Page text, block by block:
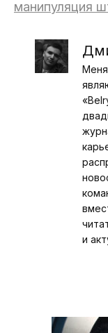
манипуляция
и